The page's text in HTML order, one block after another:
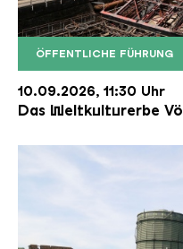
ÖFFENTLICHE FÜHRUNG
Der
Copyright:
10.09.2026, 11:30 Uhr
Das Weltkulturerbe